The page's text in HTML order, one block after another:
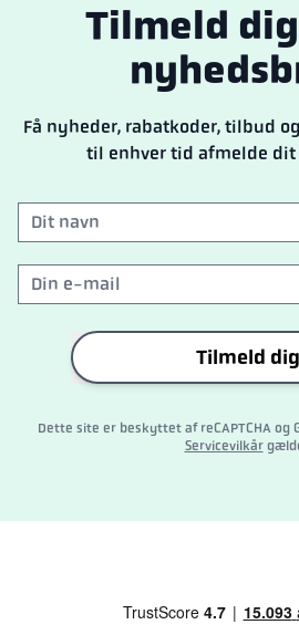
Tilmeld
Få nyheder, rabatkoder, tilbud
til enhver tid afmelde dit
Tilmeld dig
Dette site er beskyttet af reCAPTCHA og
Servicevilkår